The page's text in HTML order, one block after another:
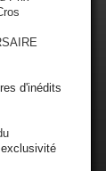
d'inédits